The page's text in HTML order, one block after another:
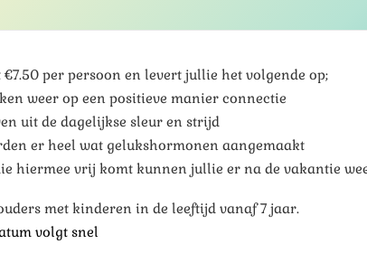
per persoon en levert jullie het volgende op;
weer op een positieve manier connectie
uit de dagelijkse sleur en strijd
er heel wat gelukshormonen aangemaakt
hiermee vrij komt kunnen jullie er na de vakantie
met kinderen in de leeftijd vanaf 7 jaar.
volgt snel